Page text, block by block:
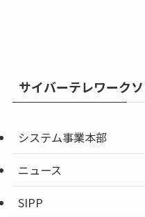
サイバーテレワーク
システム事業本部
ニュース
SIPP